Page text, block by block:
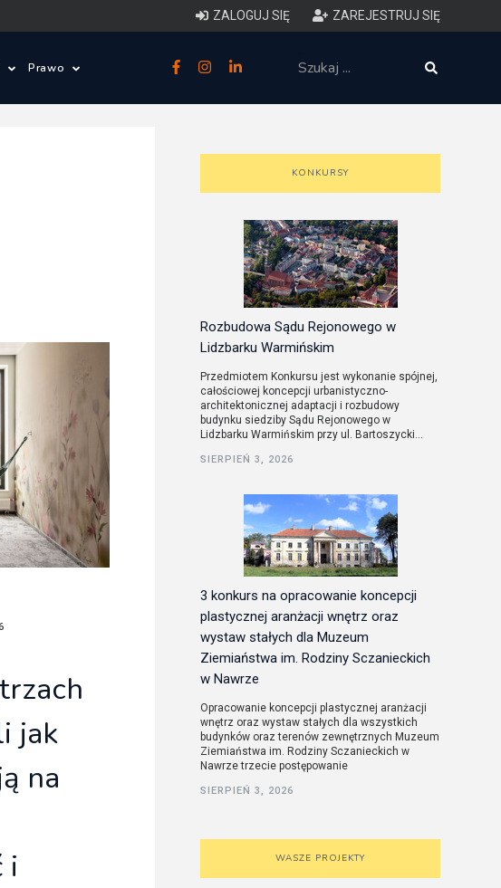
ZALOGUJ SIĘ ZAREJESTRUJ SIĘ
Prawo
Szczegółowy zakres i forma projektu
Ustawa o planowaniu i
zagospodarowaniu przestrzennym
Prawo autorskie
jak
na
i
KONKURSY
Rozbudowa Sądu Rejonowego w
Lidzbarku Warmińskim
Przedmiotem Konkursu jest wykonanie spójnej,
całościowej koncepcji urbanistyczno-
architektonicznej adaptacji i rozbudowy
budynku siedziby Sądu Rejonowego w
Lidzbarku Warmińskim przy ul. Bartoszycki...
SIERPIEŃ 3, 2026
3 konkurs na opracowanie koncepcji
plastycznej aranżacji wnętrz oraz
wystaw stałych dla Muzeum
Ziemiaństwa im. Rodziny Sczanieckich
w Nawrze
Opracowanie koncepcji plastycznej aranżacji
wnętrz oraz wystaw stałych dla wszystkich
budynków oraz terenów zewnętrznych Muzeum
Ziemiaństwa im. Rodziny Sczanieckich w
Nawrze trzecie postępowanie
SIERPIEŃ 3, 2026
WASZE PROJEKTY